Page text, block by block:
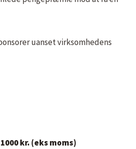
uanset virksomhedens
kr. (eks moms)